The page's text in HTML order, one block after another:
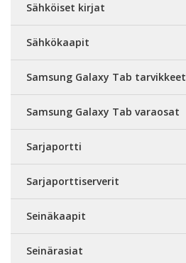
Sähköiset kirjat
Sähkökaapit
Samsung Galaxy Tab tarvikkeet
Samsung Galaxy Tab varaosat
Sarjaportti
Sarjaporttiserverit
Seinäkaapit
Seinärasiat